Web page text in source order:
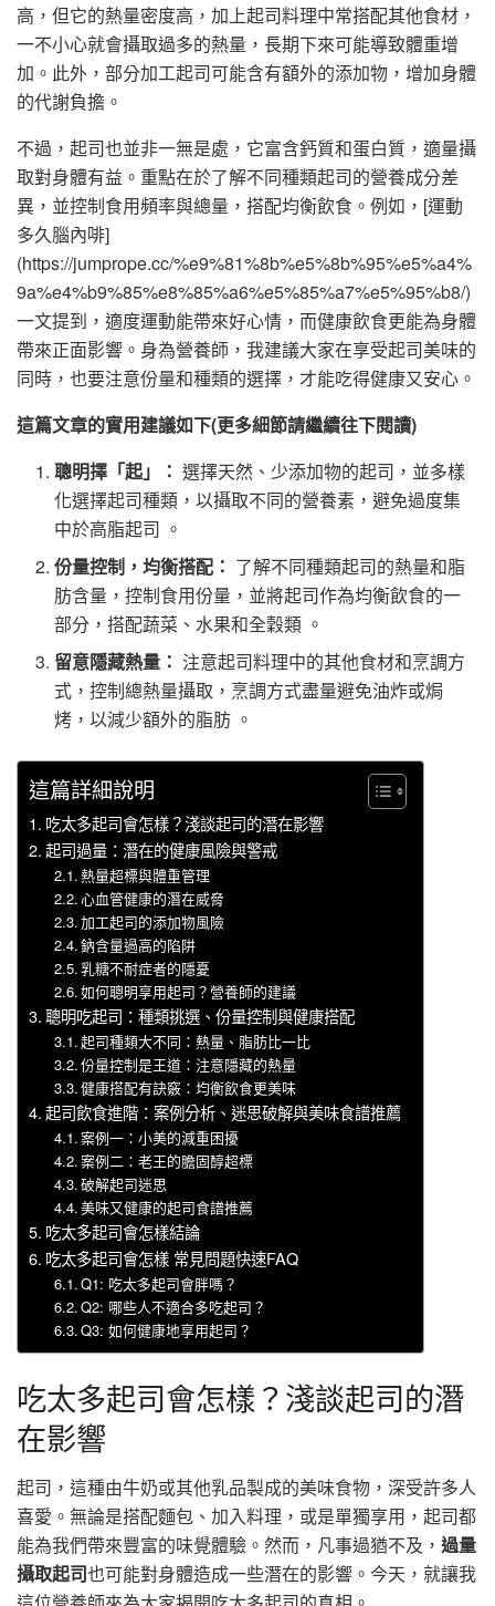
高，但它的熱量密度高，加上起司料理中常搭配其他食材，
一不小心就會攝取過多的熱量，長期下來可能導致體重增
加。此外，部分加工起司可能含有額外的添加物，增加身體
的代謝負擔。
不過，起司也並非一無是處，它富含鈣質和蛋白質，適量攝
取對身體有益。重點在於了解不同種類起司的營養成分差
異，並控制食用頻率與總量，搭配均衡飲食。例如，[運動
多久腦內啡]
(https://jumprope.cc/%e9%81%8b%e5%8b%95%e5%a4%
9a%e4%b9%85%e8%85%a6%e5%85%a7%e5%95%b8/)
一文提到，適度運動能帶來好心情，而健康飲食更能為身體
帶來正面影響。身為營養師，我建議大家在享受起司美味的
同時，也要注意份量和種類的選擇，才能吃得健康又安心。
這篇文章的實用建議如下(更多細節請繼續往下閱讀)
聰明擇「起」： 選擇天然、少添加物的起司，並多樣
化選擇起司種類，以攝取不同的營養素，避免過度集
中於高脂起司 。
份量控制，均衡搭配： 了解不同種類起司的熱量和脂
肪含量，控制食用份量，並將起司作為均衡飲食的一
部分，搭配蔬菜、水果和全穀類 。
留意隱藏熱量： 注意起司料理中的其他食材和烹調方
式，控制總熱量攝取，烹調方式盡量避免油炸或焗
烤，以減少額外的脂肪 。
這篇詳細說明
吃太多起司會怎樣？淺談起司的潛在影響
起司過量：潛在的健康風險與警戒
熱量超標與體重管理
心血管健康的潛在威脅
加工起司的添加物風險
鈉含量過高的陷阱
乳糖不耐症者的隱憂
如何聰明享用起司？營養師的建議
聰明吃起司：種類挑選、份量控制與健康搭配
起司種類大不同：熱量、脂肪比一比
份量控制是王道：注意隱藏的熱量
健康搭配有訣竅：均衡飲食更美味
起司飲食進階：案例分析、迷思破解與美味食譜推薦
案例一：小美的減重困擾
案例二：老王的膽固醇超標
破解起司迷思
美味又健康的起司食譜推薦
吃太多起司會怎樣結論
吃太多起司會怎樣 常見問題快速FAQ
Q1: 吃太多起司會胖嗎？
Q2: 哪些人不適合多吃起司？
Q3: 如何健康地享用起司？
吃太多起司會怎樣？淺談起司的潛
在影響
起司，這種由牛奶或其他乳品製成的美味食物，深受許多人
喜愛。無論是搭配麵包、加入料理，或是單獨享用，起司都
能為我們帶來豐富的味覺體驗。然而，凡事過猶不及， 過量
攝取起司也可能對身體造成一些潛在的影響。今天，就讓我